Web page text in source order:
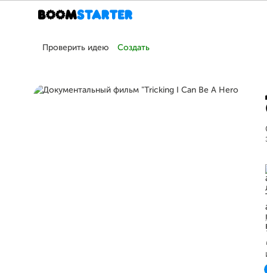
Проверить идею Создать